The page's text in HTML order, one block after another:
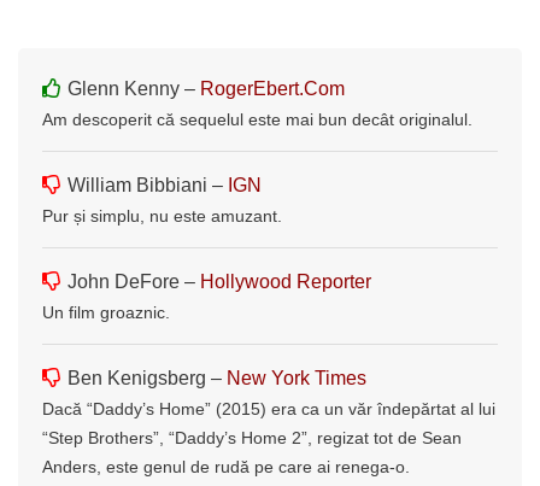
Glenn Kenny – RogerEbert.Com
Am descoperit că sequelul este mai bun decât originalul.
William Bibbiani – IGN
Pur și simplu, nu este amuzant.
John DeFore – Hollywood Reporter
Un film groaznic.
Ben Kenigsberg – New York Times
Dacă “Daddy’s Home” (2015) era ca un văr îndepărtat al lui
“Step Brothers”, “Daddy’s Home 2”, regizat tot de Sean
Anders, este genul de rudă pe care ai renega-o.